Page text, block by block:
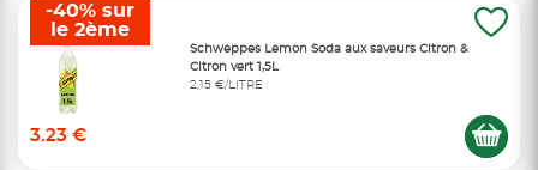
Schweppes Lemon Soda aux saveurs Citron &
Citron vert 1,5L
2,15 €/LITRE
3.23 €
-40% sur
le 2ème